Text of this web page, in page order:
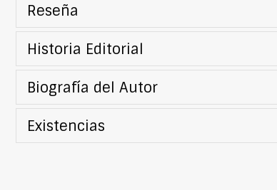
Reseña
Historia Editorial
Biografía del Autor
Existencias